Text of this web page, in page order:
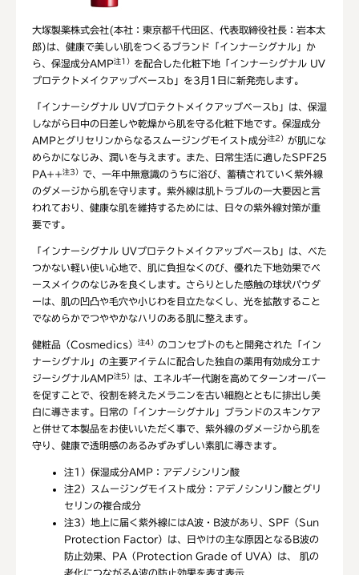
大塚製薬株式会社(本社：東京都千代田区、代表取締役社長：岩本太
郎)は、健康で美しい肌をつくるブランド「インナーシグナル」か
ら、保湿成分AMP注1）
を配合した化粧下地「インナーシグナル UV
プロテクトメイクアップベースb」を3月1日に新発売します。
「インナーシグナル UVプロテクトメイクアップベースb」は、保湿
しながら日中の日差しや乾燥から肌を守る化粧下地です。保湿成分
AMPとグリセリンからなるスムージングモイスト成分注2） が肌にな
めらかになじみ、潤いを与えます。また、日常生活に適したSPF25
PA++注3）
で、一年中無意識のうちに浴び、蓄積されていく紫外線
のダメージから肌を守ります。紫外線は肌トラブルの一大要因と言
われており、健康な肌を維持するためには、日々の紫外線対策が重
要です。
「インナーシグナル UVプロテクトメイクアップベースb」は、べた
つかない軽い使い心地で、肌に負担なくのび、優れた下地効果でベ
ースメイクのなじみを良くします。さらりとした感触の球状パウダ
ーは、肌の凹凸や毛穴や小じわを目立たなくし、光を拡散すること
でなめらかでつややかなハリのある肌に整えます。
健粧品（Cosmedics） 注4） のコンセプトのもと開発された「イン
ナーシグナル」の主要アイテムに配合した独自の薬用有効成分エナ
ジーシグナルAMP注5）
は、エネルギー代謝を高めてターンオーバー
を促すことで、役割を終えたメラニンを古い細胞とともに排出し美
白に導きます。日常の「インナーシグナル」ブランドのスキンケア
と併せて本製品をお使いいただく事で、紫外線のダメージから肌を
守り、健康で透明感のあるみずみずしい素肌に導きます。
注1） 保湿成分AMP：アデノシンリン酸
注2）
スムージングモイスト成分：アデノシンリン酸とグリ
セリンの複合成分
注3） 地上に届く紫外線にはA波・B波があり、SPF（Sun
Protection Factor）は、日やけの主な原因となるB波の
防止効果、PA（Protection Grade of UVA）は、 肌の
老化につながるA波の防止効果を表す表示